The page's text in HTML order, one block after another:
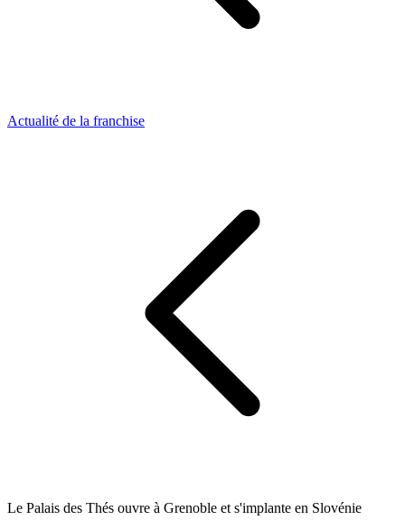
Actualité de la franchise
Le Palais des Thés ouvre à Grenoble et s'implante en Slovénie